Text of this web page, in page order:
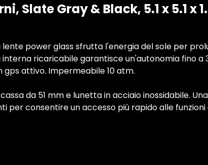
‎Slate Gray & Black, 5.1 x 5.1 x
lente power glass sfrutta l'energia del sole per
ricaricabile garantisce un'autonomia fino a
gps attivo. Impermeabile 10 atm.
cassa da 51 mm e lunetta in acciaio inossidabile.
per consentire un accesso più rapido alle funzioni